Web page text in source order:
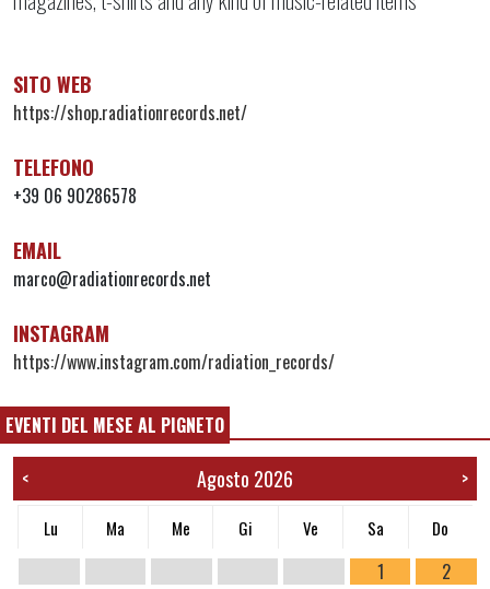
SITO WEB
https://shop.radiationrecords.net/
TELEFONO
+39 06 90286578
EMAIL
marco@radiationrecords.net
INSTAGRAM
https://www.instagram.com/radiation_records/
EVENTI DEL MESE AL PIGNETO
< Agosto 2026 >
Lu Ma Me Gi Ve Sa Do
1
2